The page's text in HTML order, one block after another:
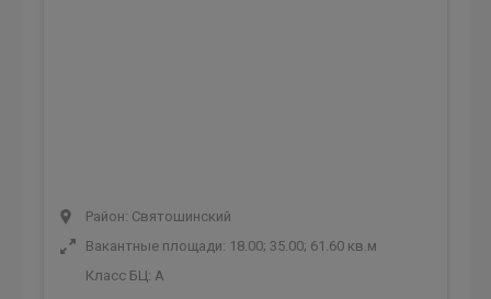
Район: Святошинский
Вакантные площади: 18.00; 35.00; 61.60 кв.м
Класс БЦ: A